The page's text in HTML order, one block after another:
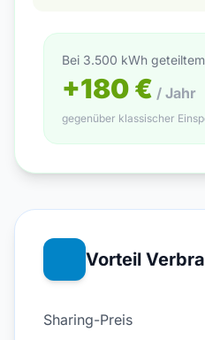
Bei 3.500 kWh
+180 € / Jahr
gegenüber klassischer
Vorteil
Sharing-Preis